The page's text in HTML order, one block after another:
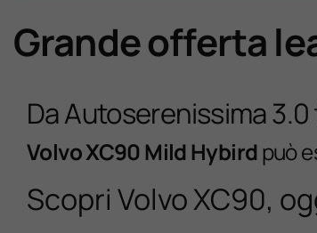
Grande offerta
Da Autoserenissima
Volvo XC90 Mild Hybirdpuò
Scopri Volvo XC90,